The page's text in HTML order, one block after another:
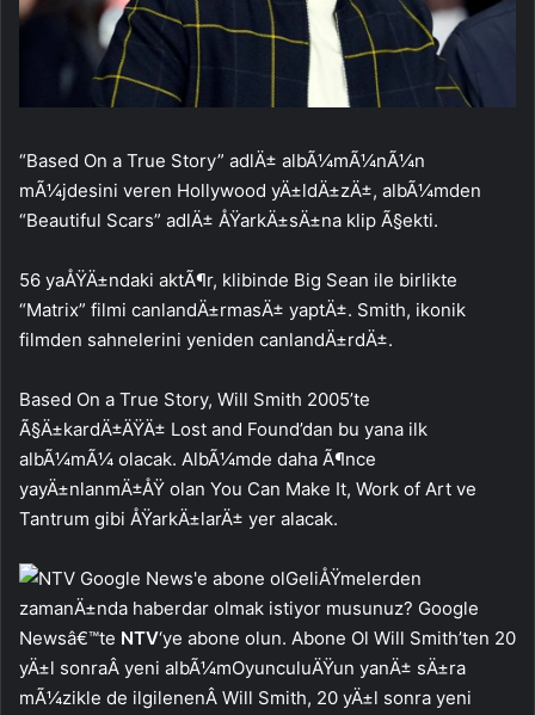
“Based On a True Story” adlÄ± albÃ¼mÃ¼nÃ¼n
mÃ¼jdesini veren Hollywood yÄ±ldÄ±zÄ±, albÃ¼mden
“Beautiful Scars” adlÄ± ÅŸarkÄ±sÄ±na klip Ã§ekti.
56 yaÅŸÄ±ndaki aktÃ¶r, klibinde Big Sean ile birlikte
“Matrix” filmi canlandÄ±rmasÄ± yaptÄ±. Smith, ikonik
filmden sahnelerini yeniden canlandÄ±rdÄ±.
Based On a True Story, Will Smith 2005’te
Ã§Ä±kardÄ±ÄŸÄ± Lost and Found’dan bu yana ilk
albÃ¼mÃ¼ olacak. AlbÃ¼mde daha Ã¶nce
yayÄ±nlanmÄ±ÅŸ olan You Can Make It, Work of Art ve
Tantrum gibi ÅŸarkÄ±larÄ± yer alacak.
GeliÅŸmelerden
zamanÄ±nda haberdar olmak istiyor musunuz? Google
Newsâ€™te NTV‘ye abone olun. Abone Ol Will Smith’ten 20
yÄ±l sonraÂ yeni albÃ¼mOyunculuÄŸun yanÄ± sÄ±ra
mÃ¼zikle de ilgilenenÂ Will Smith, 20 yÄ±l sonra yeni